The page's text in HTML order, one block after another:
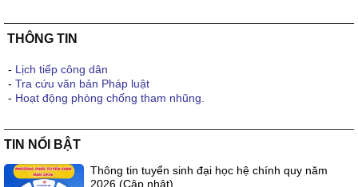
THÔNG TIN
- Lịch tiếp công dân
- Tra cứu văn bản Pháp luật
- Hoạt động phòng chống tham nhũng.
TIN NỔI BẬT
Thông tin tuyển sinh đại học hệ chính quy năm
2026 (Cập nhật)